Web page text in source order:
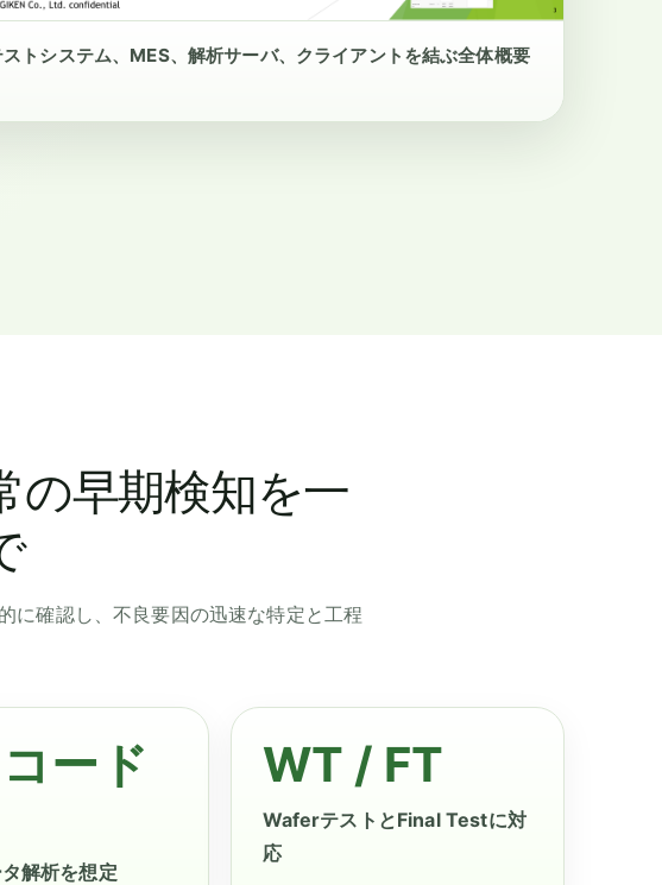
トシステム、MES、解析サーバ、クライアントを結ぶ全体概要
の早期検知を一
に確認し、不良要因の迅速な特定と工程
ード
解析を想定
WT / FT
WaferテストとFinal Testに対
応